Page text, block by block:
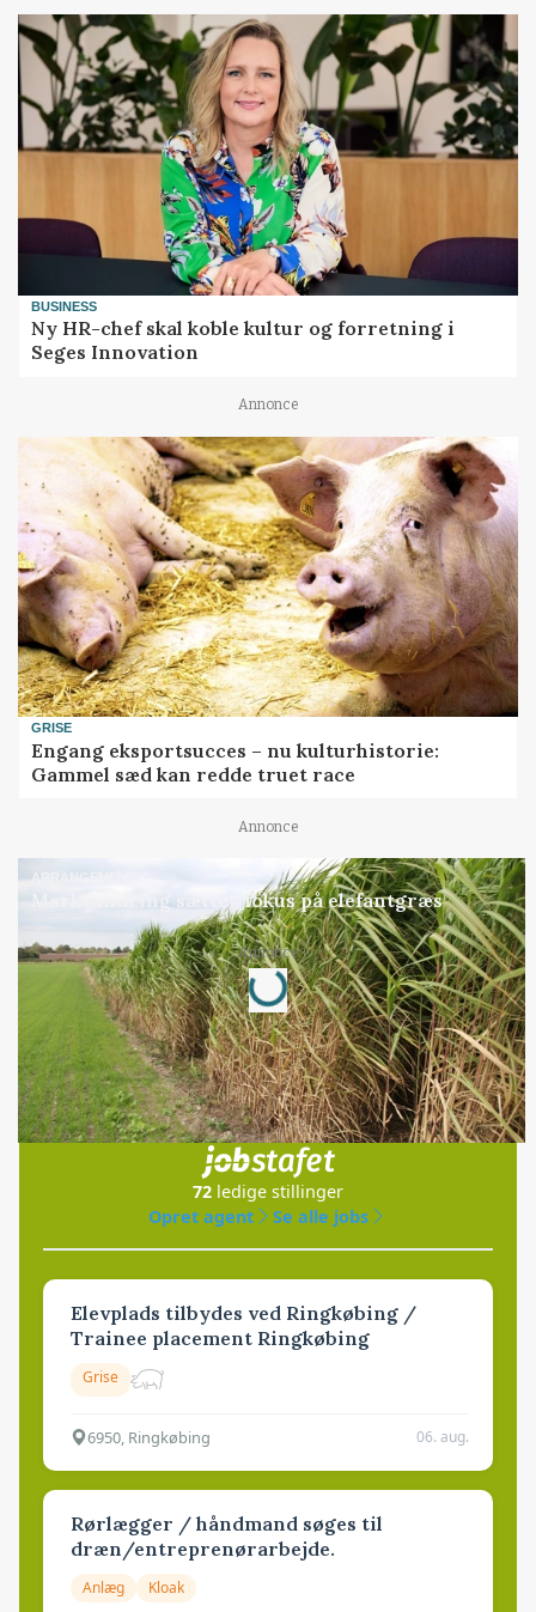
BUSINESS
Ny HR-chef skal koble kultur og forretning i
Seges Innovation
Annonce
GRISE
Engang eksportsucces – nu kulturhistorie:
Gammel sæd kan redde truet race
Annonce
ARRANGEMENT
Markvandring sætter fokus på elefantgræs
Annonce
Loading...
Jobs
i samarbejde med
72 ledige stillinger
Opret agent
Se alle jobs
Elevplads tilbydes ved Ringkøbing /
Trainee placement Ringkøbing
Grise
6950, Ringkøbing 06. aug.
Rørlægger / håndmand søges til
dræn/entreprenørarbejde.
Anlæg Kloak